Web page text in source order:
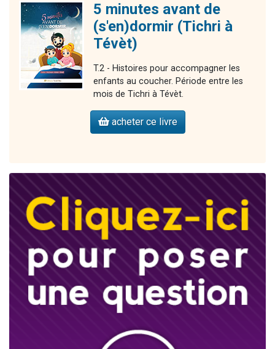
5 minutes avant de
(s'en)dormir (Tichri à
Tévèt)
T.2 - Histoires pour accompagner les
enfants au coucher. Période entre les
mois de Tichri à Tévèt.
acheter ce livre